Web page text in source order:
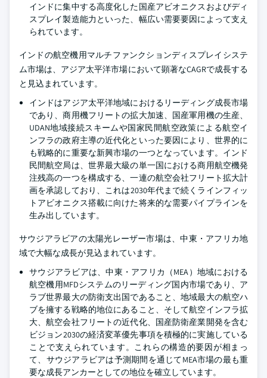
インドに集中する高度化した国産アビオニクスおよびディ
スプレイ製造能力といった、幅広い需要要因によって支え
られています。
インドの航空機用マルチファンクションディスプレイシステ
ム市場は、アジア太平洋市場において顕著なCAGRで成長する
と見込まれています。
インドはアジア太平洋地域におけるリーディング成長市場
であり、商用機フリートの拡大加速、国産軍用機の生産、
UDAN地域接続スキームや国家民間航空政策による航空イ
ンフラの政府主導の近代化といった要因により、世界的に
も戦略的に重要な新興市場の一つとなっています。インド
民間航空局は、世界最大級の単一国における商用航空機発
注残高の一つを構成する、一連の航空会社フリート拡大計
画を承認しており、これは2030年代まで続くラインフィッ
トアビオニクス搭載に向けた将来的な需要パイプラインを
生み出しています。
サウジアラビアの太陽光レーザー市場は、中東・アフリカ地
域で大幅な成長が見込まれています。
サウジアラビアは、中東・アフリカ（MEA）地域における
航空機用MFDシステムのリーディング国内市場であり、ア
ラブ世界最大の防衛支出国であること、地域最大の航空ハ
ブを擁する戦略的地位にあること、そして航空インフラ拡
大、航空会社フリートの近代化、国産防衛産業開発を含む
ビジョン2030の経済変革優先事項を積極的に実施している
ことで支えられています。これらの構造的要因が相まっ
て、サウジアラビアは予測期間を通じてMEA市場の最も重
要な成長アンカーとしての地位を確立しています。